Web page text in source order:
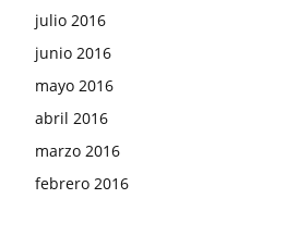
julio 2016
junio 2016
mayo 2016
abril 2016
marzo 2016
febrero 2016